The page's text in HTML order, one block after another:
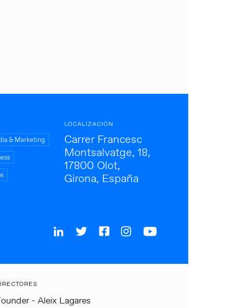
& Marketing
LOCALIZACIÓN
Carrer Francesc
Montsalvatge, 18,
17800 Olot,
Girona, España
- Aleix Lagares